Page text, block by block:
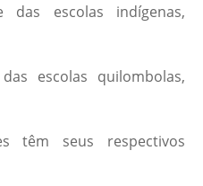
escolas indígenas,
escolas quilombolas,
têm seus respectivos